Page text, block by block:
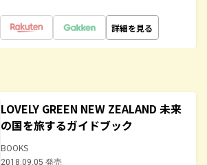
詳細を見る
LOVELY GREEN NEW ZEALAND 未来
の国を旅するガイドブック
BOOKS
2018.09.05 発売